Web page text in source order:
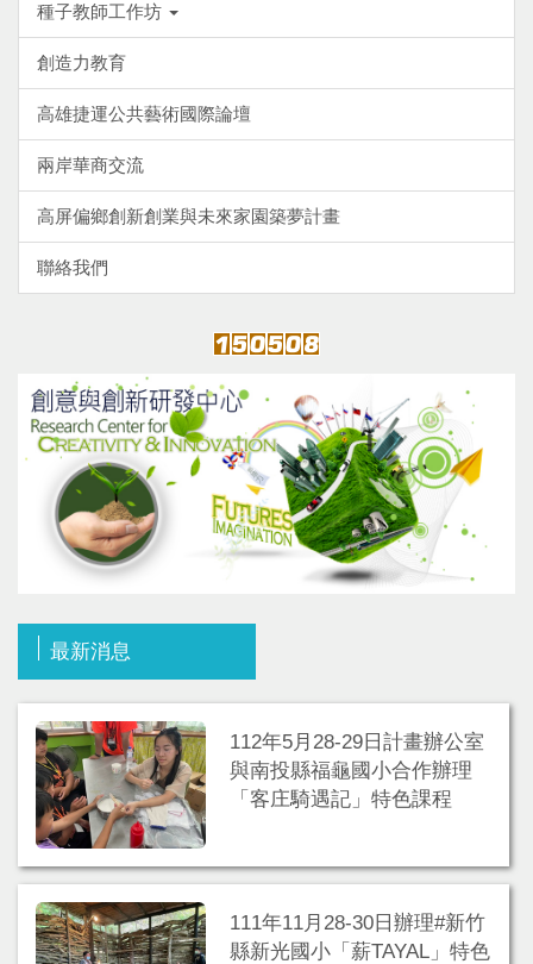
種子教師工作坊
創造力教育
高雄捷運公共藝術國際論壇
兩岸華商交流
高屏偏鄉創新創業與未來家園築夢計畫
聯絡我們
最新消息
112年5月28-29日計畫辦公室
與南投縣福龜國小合作辦理
「客庄騎遇記」特色課程
111年11月28-30日辦理#新竹
縣新光國小「薪TAYAL」特色